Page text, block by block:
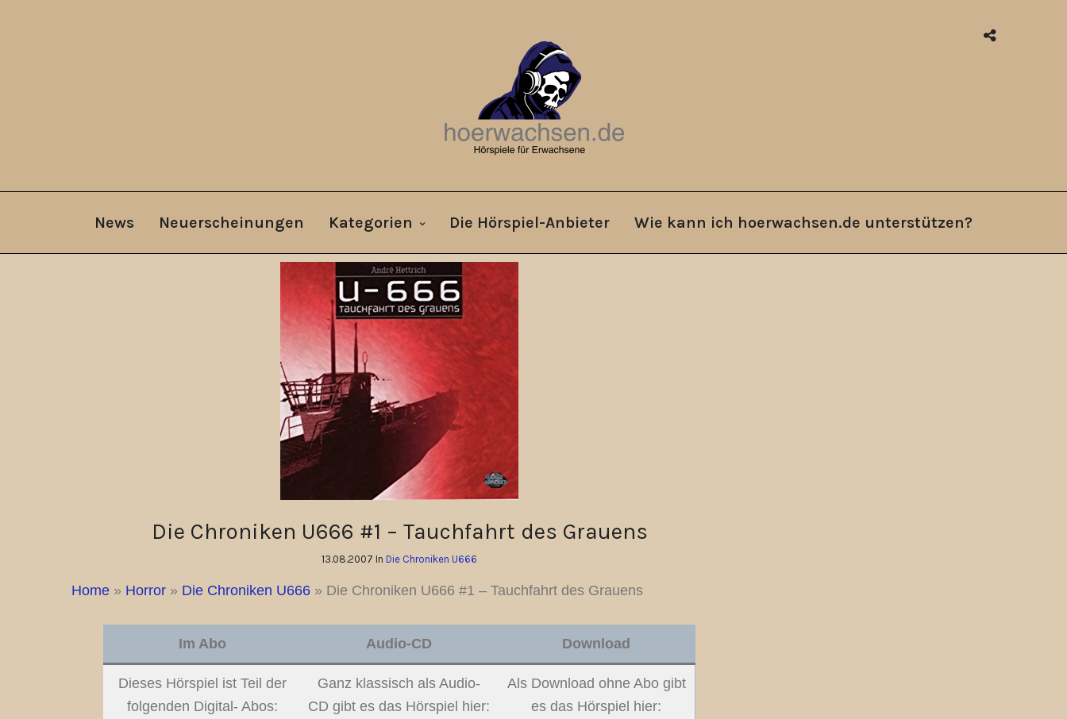
News Neuerscheinungen Kategorien Die Hörspiel-Anbieter Wie kann ich hoerwachsen.de unterstützen?
Die Chroniken U666 #1 – Tauchfahrt des Grauens
13.08.2007 In Die Chroniken U666
Home » Horror » Die Chroniken U666 » Die Chroniken U666 #1 – Tauchfahrt des Grauens
Im Abo Audio-CD Download
Dieses Hörspiel ist Teil der
folgenden Digital- Abos:
Ganz klassisch als Audio-
CD gibt es das Hörspiel hier:
Als Download ohne Abo gibt
es das Hörspiel hier: